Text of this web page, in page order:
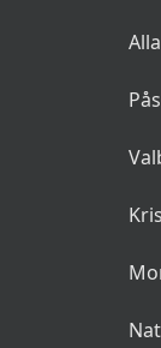
Kalvsylta